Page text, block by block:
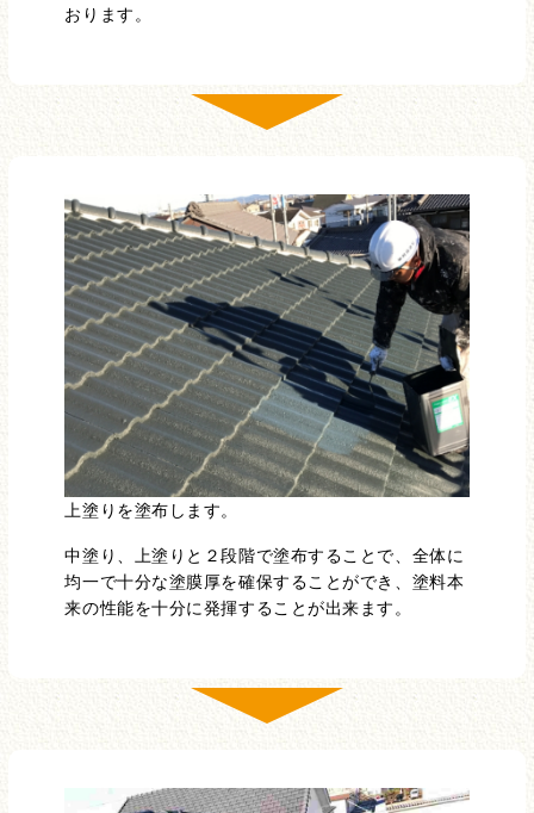
おります。
上塗りを塗布します。
中塗り、上塗りと２段階で塗布することで、全体に
均一で十分な塗膜厚を確保することができ、塗料本
来の性能を十分に発揮することが出来ます。